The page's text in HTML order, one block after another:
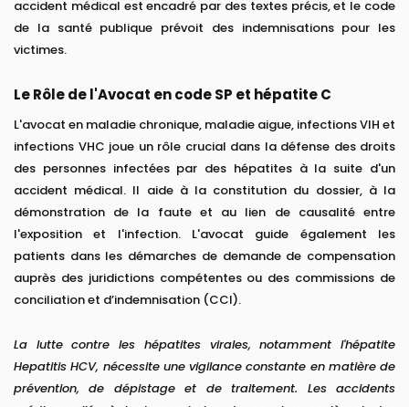
accident médical est encadré par des textes précis, et le code
de la santé publique prévoit des indemnisations pour les
victimes.
Le Rôle de l'Avocat en code SP et hépatite C
L'avocat en maladie chronique, maladie aigue, infections VIH et
infections VHC joue un rôle crucial dans la défense des droits
des personnes infectées par des hépatites à la suite d'un
accident médical. Il aide à la constitution du dossier, à la
démonstration de la faute et au lien de causalité entre
l'exposition et l'infection. L'avocat guide également les
patients dans les démarches de demande de compensation
auprès des juridictions compétentes ou des commissions de
conciliation et d’indemnisation (CCI).
La lutte contre les hépatites virales, notamment l'hépatite
Hepatitis HCV, nécessite une vigilance constante en matière de
prévention, de dépistage et de traitement. Les accidents